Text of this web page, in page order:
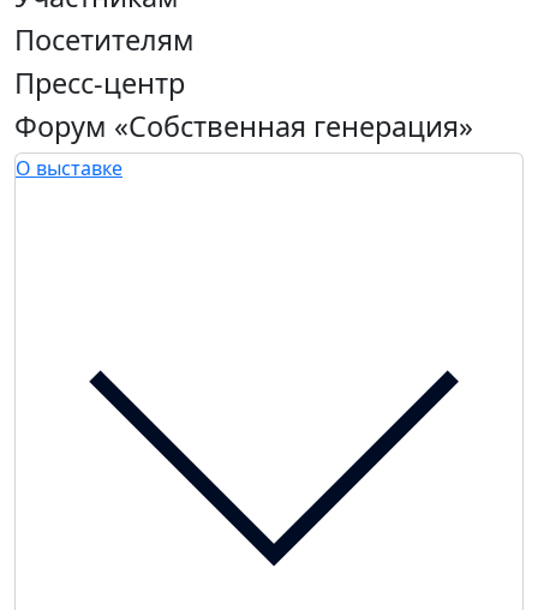
Посетителям
Пресс-центр
Форум «Собственная генерация»
О выставке